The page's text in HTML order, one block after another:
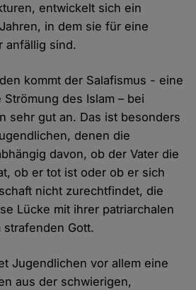
entwickelt sich ein
in dem sie für eine
anfällig sind.
kommt der Salafismus - eine
des Islam – bei
sehr gut an. Das ist besonders
denen die
davon, ob der Vater die
ob er tot ist oder ob er sich
nicht zurechtfindet, die
Lücke mit ihrer patriarchalen
Gott.
Jugendlichen vor allem eine
aus der schwierigen,